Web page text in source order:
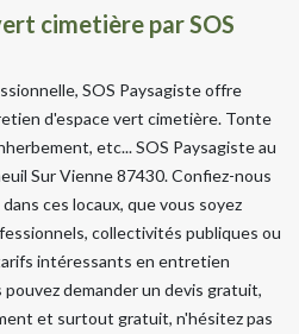
cimetière par SOS
SOS Paysagiste offre
d'espace vert cimetière. Tonte
etc... SOS Paysagiste au
Sur Vienne 87430. Confiez-nous
ces locaux, que vous soyez
collectivités publiques ou
intéressants en entretien
demander un devis gratuit,
et surtout gratuit, n'hésitez pas